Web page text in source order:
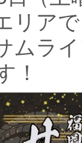
リアで
ムラ
！